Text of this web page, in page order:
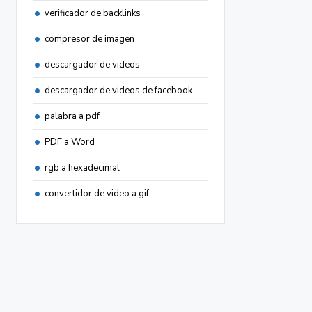
verificador de backlinks
compresor de imagen
descargador de videos
descargador de videos de facebook
palabra a pdf
PDF a Word
rgb a hexadecimal
convertidor de video a gif